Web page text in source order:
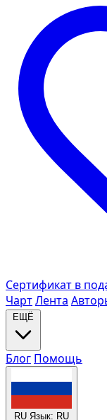
Сертификат в
ЧартЛента
ЕЩЁ
Блог Помощь
RU Язык: RU